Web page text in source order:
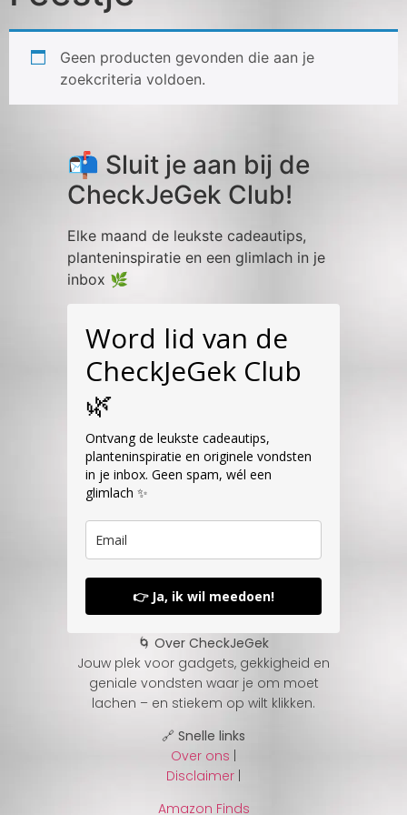
Geen producten gevonden die aan je
zoekcriteria voldoen.
📬 Sluit je aan bij de
CheckJeGek Club!
Elke maand de leukste cadeautips,
planteninspiratie en een glimlach in je
inbox 🌿
Word lid van de
CheckJeGek Club
🌿
Ontvang de leukste cadeautips,
planteninspiratie en originele vondsten
in je inbox. Geen spam, wél een
glimlach ✨
👉 Ja, ik wil meedoen!
🌀 Over CheckJeGek
Jouw plek voor gadgets, gekkigheid en
geniale vondsten waar je om moet
lachen – en stiekem op wilt klikken.
🔗 Snelle links
Over ons |
Disclaimer |
Amazon Finds